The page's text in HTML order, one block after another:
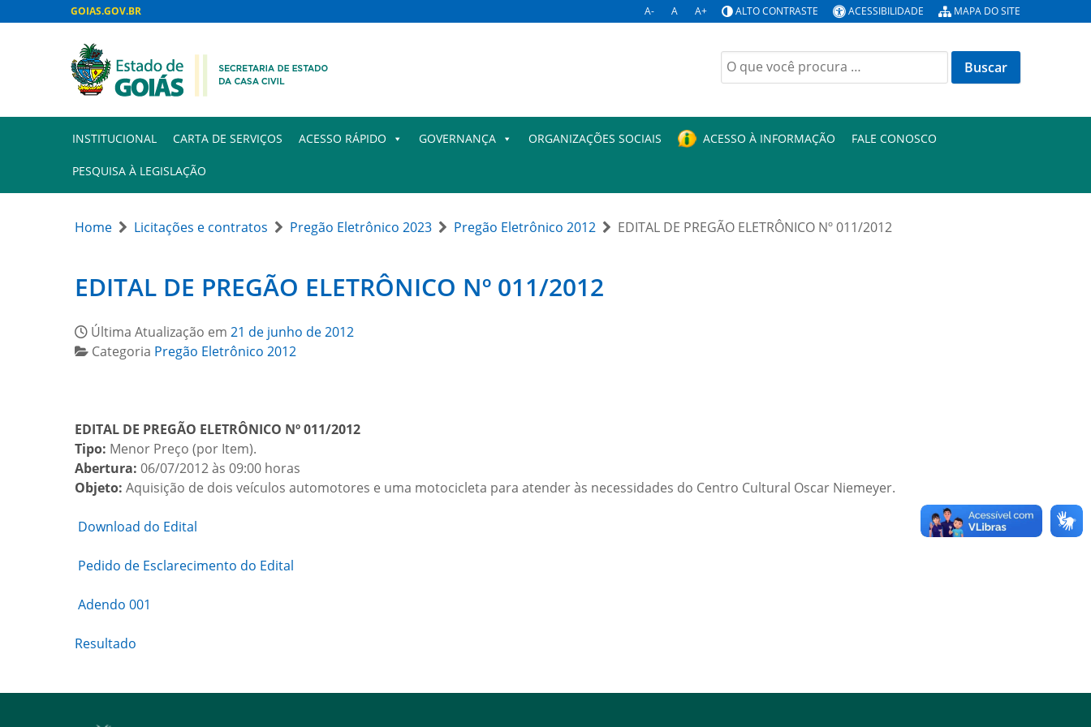
GOIAS.GOV.BR A- A A+ ALTO CONTRASTE ACESSIBILIDADE MAPA DO SITE
Buscar
por:
INSTITUCIONAL CARTA DE SERVIÇOS ACESSO RÁPIDO GOVERNANÇA ORGANIZAÇÕES SOCIAIS ACESSO À INFORMAÇÃO FALE CONOSCO
PESQUISA À LEGISLAÇÃO
Home Licitações e contratos Pregão Eletrônico 2023 Pregão Eletrônico 2012 EDITAL DE PREGÃO ELETRÔNICO Nº 011/2012
EDITAL DE PREGÃO ELETRÔNICO Nº 011/2012
Última Atualização em 21 de junho de 2012
Categoria Pregão Eletrônico 2012
EDITAL DE PREGÃO ELETRÔNICO Nº 011/2012
Tipo: Menor Preço (por Item).
Abertura: 06/07/2012 às 09:00 horas
Objeto: Aquisição de dois veículos automotores e uma motocicleta para atender às necessidades do Centro Cultural Oscar Niemeyer.
Download do Edital
Pedido de Esclarecimento do Edital
Adendo 001
Resultado